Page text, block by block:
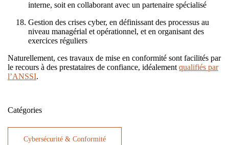
interne, soit en collaborant avec un partenaire spécialisé
Gestion des crises cyber, en définissant des processus au
niveau managérial et opérationnel, et en organisant des
exercices réguliers
Naturellement, ces travaux de mise en conformité sont facilités par
le recours à des prestataires de confiance, idéalement qualifiés par
l’ANSSI.
Catégories
Cybersécurité & Conformité